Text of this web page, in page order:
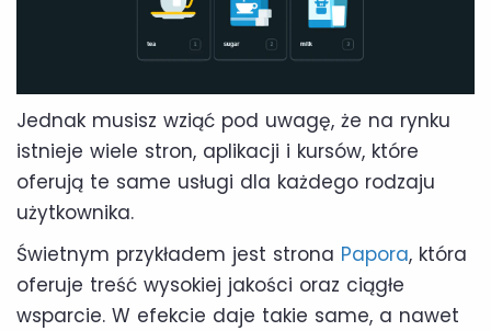
Jednak musisz wziąć pod uwagę, że na rynku
istnieje wiele stron, aplikacji i kursów, które
oferują te same usługi dla każdego rodzaju
użytkownika.
Świetnym przykładem jest strona Papora, która
oferuje treść wysokiej jakości oraz ciągłe
wsparcie. W efekcie daje takie same, a nawet